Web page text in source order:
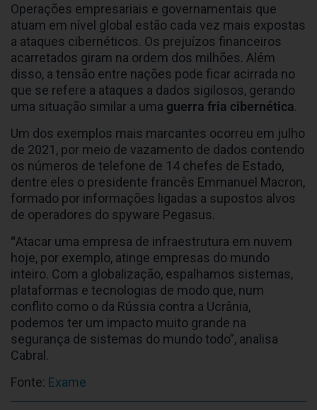
Operações empresariais e governamentais que
atuam em nível global estão cada vez mais expostas
a ataques cibernéticos. Os prejuízos financeiros
acarretados giram na ordem dos milhões. Além
disso, a tensão entre nações pode ficar acirrada no
que se refere a ataques a dados sigilosos, gerando
uma situação similar a uma guerra fria cibernética.
Um dos exemplos mais marcantes ocorreu em julho
de 2021, por meio de vazamento de dados contendo
os números de telefone de 14 chefes de Estado,
dentre eles o presidente francês Emmanuel Macron,
formado por informações ligadas a supostos alvos
de operadores do spyware Pegasus.
“Atacar uma empresa de infraestrutura em nuvem
hoje, por exemplo, atinge empresas do mundo
inteiro. Com a globalização, espalhamos sistemas,
plataformas e tecnologias de modo que, num
conflito como o da Rússia contra a Ucrânia,
podemos ter um impacto muito grande na
segurança de sistemas do mundo todo”, analisa
Cabral.
Fonte: Exame